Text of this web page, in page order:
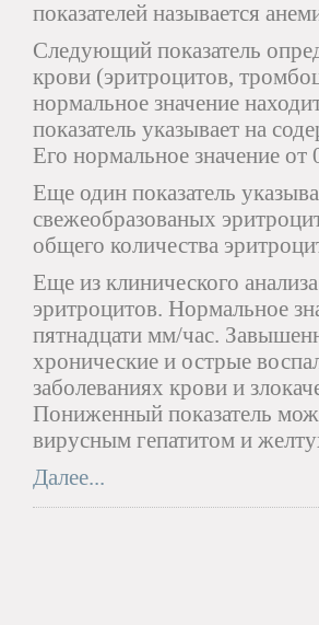
показателей называется
Следующий показатель
крови (эритроцитов,
нормальное значение
показатель указывает на
Его нормальное значение от
Еще один показатель
свежеобразованых
общего количества
Еще из клинического
эритроцитов. Нормальное
пятнадцати мм/час.
хронические и острые
заболеваниях крови и
Пониженный показатель
вирусным гепатитом и
Далее...